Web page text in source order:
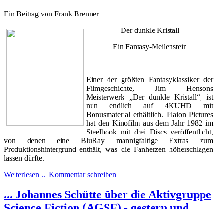
Ein Beitrag von Frank Brenner
Der dunkle Kristall
Ein Fantasy-Meilenstein
Einer der größten Fantasyklassiker der
Filmgeschichte, Jim Hensons
Meisterwerk „Der dunkle Kristall“, ist
nun endlich auf 4KUHD mit
Bonusmaterial erhältlich. Plaion Pictures
hat den Kinofilm aus dem Jahr 1982 im
Steelbook mit drei Discs veröffentlicht,
von denen eine BluRay mannigfaltige Extras zum
Produktionshintergrund enthält, was die Fanherzen höherschlagen
lassen dürfte.
Weiterlesen ... Kommentar schreiben
... Johannes Schütte über die Aktivgruppe